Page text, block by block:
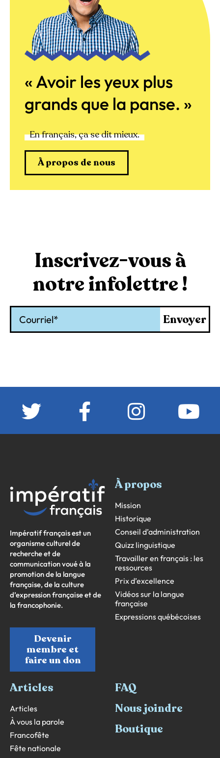
« Avoir les yeux plus
grands que la panse. »
En français, ça se dit mieux.
À propos de nous
Inscrivez-vous à
notre infolettre !
Envoyer
Impératif français est un
organisme culturel de
recherche et de
communication voué à la
promotion de la langue
française, de la culture
d’expression française et de
la francophonie.
Devenir
membre et
faire un don
À propos
Mission
Historique
Conseil d’administration
Quizz linguistique
Travailler en français : les
ressources
Prix d’excellence
Vidéos sur la langue
française
Expressions québécoises
Articles
Articles
À vous la parole
Francofête
Fête nationale
FAQ
Nous joindre
Boutique